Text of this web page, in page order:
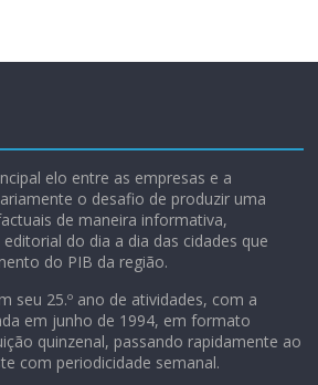
elo entre as empresas e a
o desafio de produzir uma
de maneira informativa,
do dia a dia das cidades que
do PIB da região.
seu 25.º ano de atividades, com a
em junho de 1994, em formato
quinzenal, passando rapidamente ao
com periodicidade semanal.